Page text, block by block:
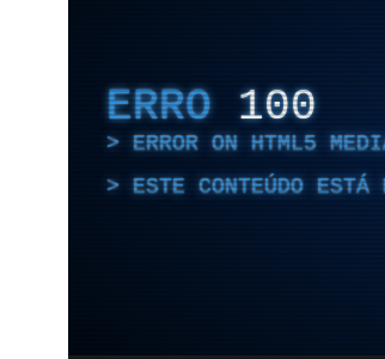
ERRO 100
ERROR ON HTML5
ESTE CONTEÚDO